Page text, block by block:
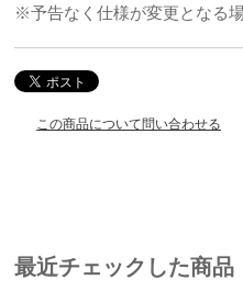
※予告なく仕様が変更となる
この商品について問い合わせる
最近チェックした商品